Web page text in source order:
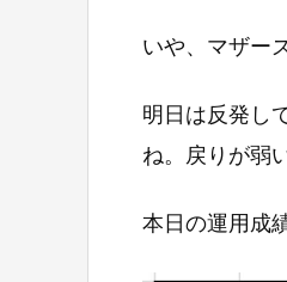
いや、マザー
明日は反発し
ね。戻りが弱
本日の運用成